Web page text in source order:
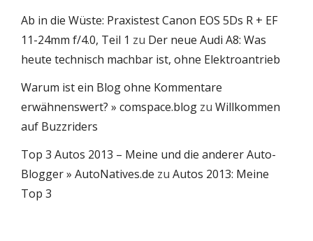
Ab in die Wüste: Praxistest Canon EOS 5Ds R + EF
11-24mm f/4.0, Teil 1 zu Der neue Audi A8: Was
heute technisch machbar ist, ohne Elektroantrieb
Warum ist ein Blog ohne Kommentare
erwähnenswert? » comspace.blog zu Willkommen
auf Buzzriders
Top 3 Autos 2013 – Meine und die anderer Auto-
Blogger » AutoNatives.de zu Autos 2013: Meine
Top 3